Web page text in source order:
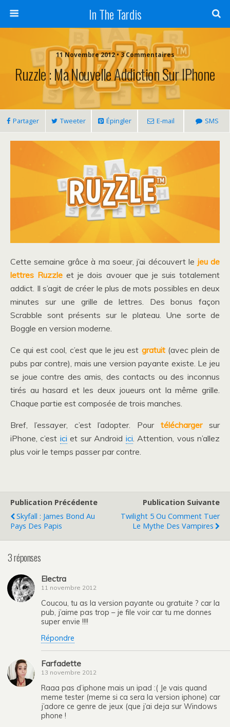
In The Tardis
11 Novembre 2012 • 3 Commentaires
Ruzzle : Ma Nouvelle Addiction Sur IPhone
Partager Tweeter Épingler E-mail SMS
Cette semaine grâce à ma soeur, j’ai découvert le jeu de
lettres Ruzzle et je dois avouer que je suis totalement
addict. Il s’agit de créer le plus de mots possibles en deux
minutes sur une grille de lettres. Des bonus façon
Scrabble sont présents sur le plateau. Une sorte de
Boggle en version moderne.
Ce qui est cool, c’est que le jeu est gratuit(avec plein de
pubs par contre), mais une version payante existe. Le jeu
se joue contre des amis, des contacts ou des inconnus
tirés au hasard et les deux joueurs ont la même grille.
Chaque partie est composée de trois manches.
Bref, l’essayer, c’est l’adopter. Pourtéléchargersur
iPhone, c’est ici et sur Android ici. Attention, vous n’allez
plus voir le temps passer par contre.
Publication Précédente
Skyfall : James Bond Au
Pays Des Papis
Publication Suivante
Twilight 5 Ou Comment Tuer
Le Mythe Des Vampires
3 réponses
Electra
11 novembre 2012
Coucou, tu as la version payante ou gratuite ? car la
pub, j’aime pas trop – je file voir car tu me donnes
super envie !!!!
Répondre
Farfadette
13 novembre 2012
Raaa pas d’iphone mais un ipad :( Je vais quand
meme tester (meme si ca sera la version iphone) car
j’adore ce genre de jeux (que j’ai deja sur Windows
phone !